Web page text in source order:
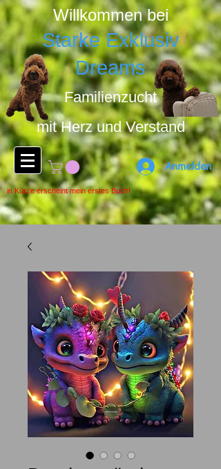
Willkommen bei
Starke Exklusiv
Dreams
Familienzucht
mit Herz und Verstand
Anmelden
in Kürze erscheint mein erstes Buch!